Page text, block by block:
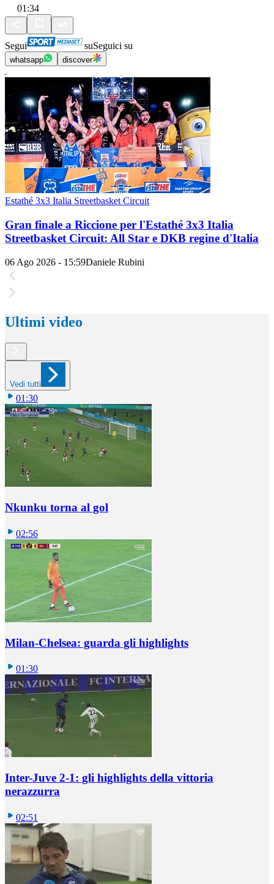
01:34
Segui suSeguici su
whatsapp discover
Estathé 3x3 Italia Streetbasket Circuit
Gran finale a Riccione per l'Estathé 3x3 Italia
Streetbasket Circuit: All Star e DKB regine d'Italia
06 Ago 2026 - 15:59Daniele Rubini
Ultimi video
Vedi tutti
01:30
Nkunku torna al gol
02:56
Milan-Chelsea: guarda gli highlights
01:30
Inter-Juve 2-1: gli highlights della vittoria
nerazzurra
02:51